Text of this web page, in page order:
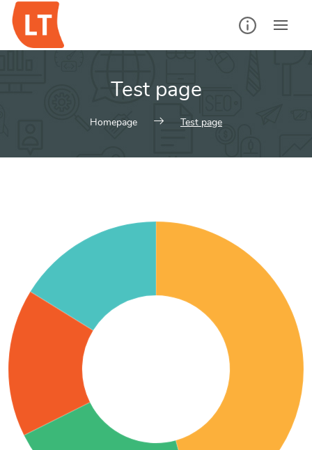
Test page
Homepage Test page